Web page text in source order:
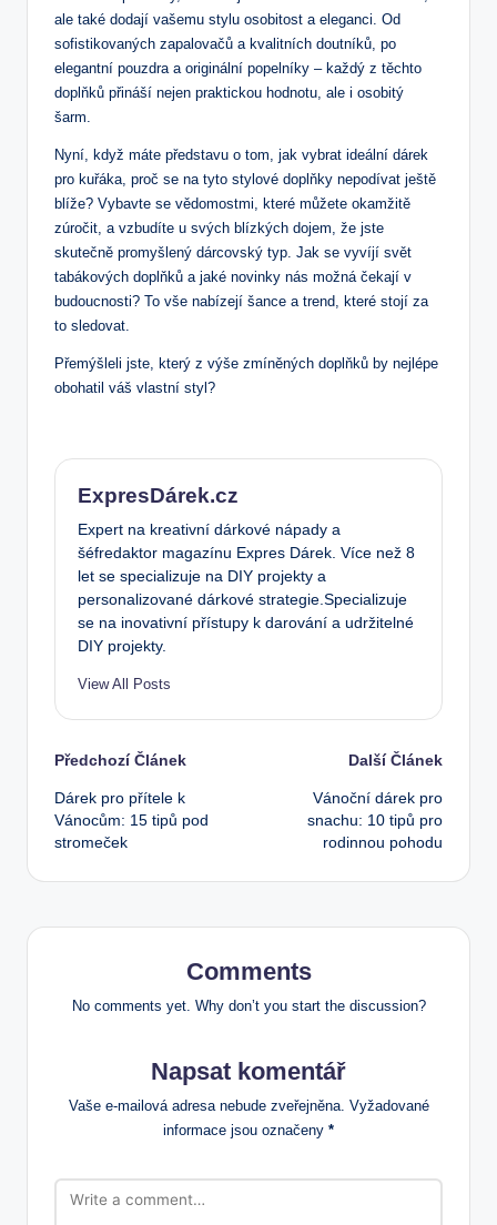
ale také dodají vašemu stylu osobitost a eleganci. Od
sofistikovaných zapalovačů a kvalitních doutníků, po
elegantní pouzdra a originální popelníky – každý z těchto
doplňků přináší nejen praktickou hodnotu, ale i osobitý
šarm.
Nyní, když máte představu o tom, jak vybrat ideální dárek
pro kuřáka, proč se na tyto stylové doplňky nepodívat ještě
blíže? Vybavte se vědomostmi, které můžete okamžitě
zúročit, a vzbudíte u svých blízkých dojem, že jste
skutečně promyšlený dárcovský typ. Jak se vyvíjí svět
tabákových doplňků a jaké novinky nás možná čekají v
budoucnosti? To vše nabízejí šance a trend, které stojí za
to sledovat.
Přemýšleli jste, který z výše zmíněných doplňků by nejlépe
obohatil váš vlastní styl?
ExpresDárek.cz
Expert na kreativní dárkové nápady a
šéfredaktor magazínu Expres Dárek. Více než 8
let se specializuje na DIY projekty a
personalizované dárkové strategie.Specializuje
se na inovativní přístupy k darování a udržitelné
DIY projekty.
View All Posts
Post
navigation
Předchozí Článek
Dárek pro přítele k
Vánocům: 15 tipů pod
stromeček
Další Článek
Vánoční dárek pro
snachu: 10 tipů pro
rodinnou pohodu
Comments
No comments yet. Why don’t you start the discussion?
Napsat komentář
Vaše e-mailová adresa nebude zveřejněna. Vyžadované
informace jsou označeny *